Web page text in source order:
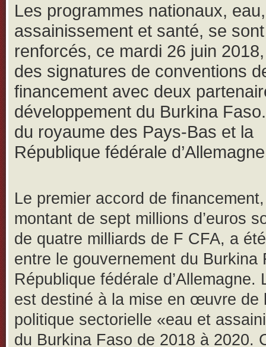
Les programmes nationaux, eau,
assainissement et santé, se sont
renforcés, ce mardi 26 juin
des signatures de conventions
financement avec deux
développement du Burkina Faso.
du royaume des Pays-Bas et la
République fédérale
Le premier accord de financement,
montant de sept millions d’euros
de quatre milliards de F CFA, a
entre le gouvernement du Burkina
République fédérale d’Allemagne.
est destiné à la mise en œuvre de
politique sectorielle «eau et
du Burkina Faso de 2018 à 2020.